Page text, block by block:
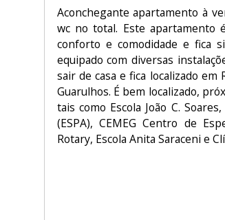
Aconchegante apartamento à
wc no total. Este apartamento
conforto e comodidade e fica
equipado com diversas
sair de casa e fica localizado
Guarulhos. É bem localizado,
tais como Escola João C.
(ESPA), CEMEG Centro de
Rotary, Escola Anita Saraceni e